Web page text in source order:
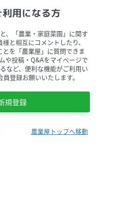
用になる方
、「農業・家庭菜園」に関す
と相互にコメントしたり、
とを「農業屋」に質問できま
や投稿・Q&Aをマイページで
など、便利な機能がご利用い
登録お願いいたします。
規登録
農業屋トップへ移動